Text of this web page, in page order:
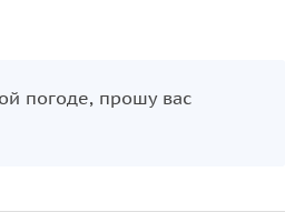
погоде, прошу вас